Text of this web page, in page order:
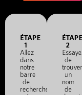
ÉTAPE
1
Allez
dans
notre
barre
de
recherche
ÉTAPE
2
de
trouver
un
nom
de